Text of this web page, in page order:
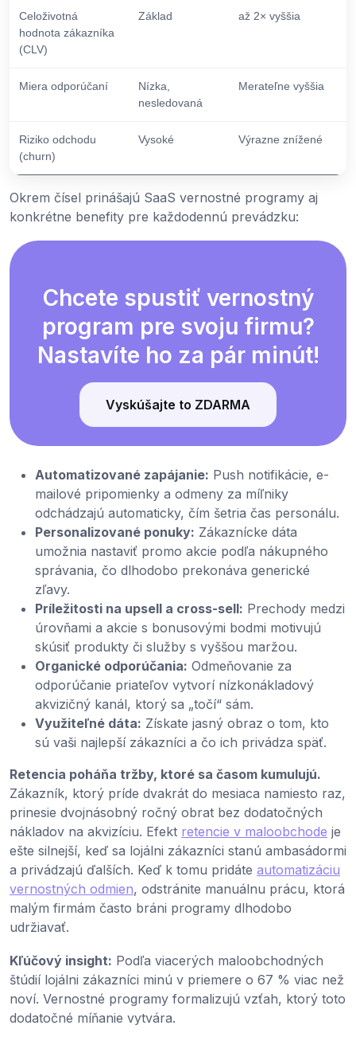
Celoživotná
hodnota zákazníka
(CLV)
Základ až 2× vyššia
Miera odporúčaní
Nízka,
nesledovaná
Merateľne vyššia
Riziko odchodu
(churn)
Vysoké Výrazne znížené
Okrem čísel prinášajú SaaS vernostné programy aj
konkrétne benefity pre každodennú prevádzku:
Chcete spustiť vernostný
program pre svoju firmu?
Nastavíte ho za pár minút!
Vyskúšajte to ZDARMA
Automatizované zapájanie: Push notifikácie, e-
mailové pripomienky a odmeny za míľniky
odchádzajú automaticky, čím šetria čas personálu.
Personalizované ponuky: Zákaznícke dáta
umožnia nastaviť promo akcie podľa nákupného
správania, čo dlhodobo prekonáva generické
zľavy.
Príležitosti na upsell a cross-sell: Prechody medzi
úrovňami a akcie s bonusovými bodmi motivujú
skúsiť produkty či služby s vyššou maržou.
Organické odporúčania: Odmeňovanie za
odporúčanie priateľov vytvorí nízkonákladový
akvizičný kanál, ktorý sa „točí“ sám.
Využiteľné dáta: Získate jasný obraz o tom, kto
sú vaši najlepší zákazníci a čo ich privádza späť.
Retencia poháňa tržby, ktoré sa časom kumulujú.
Zákazník, ktorý príde dvakrát do mesiaca namiesto raz,
prinesie dvojnásobný ročný obrat bez dodatočných
nákladov na akvizíciu. Efekt retencie v maloobchode je
ešte silnejší, keď sa lojálni zákazníci stanú ambasádormi
a privádzajú ďalších. Keď k tomu pridáte automatizáciu
vernostných odmien, odstránite manuálnu prácu, ktorá
malým firmám často bráni programy dlhodobo
udržiavať.
Kľúčový insight: Podľa viacerých maloobchodných
štúdií lojálni zákazníci minú v priemere o 67 % viac než
noví. Vernostné programy formalizujú vzťah, ktorý toto
dodatočné míňanie vytvára.